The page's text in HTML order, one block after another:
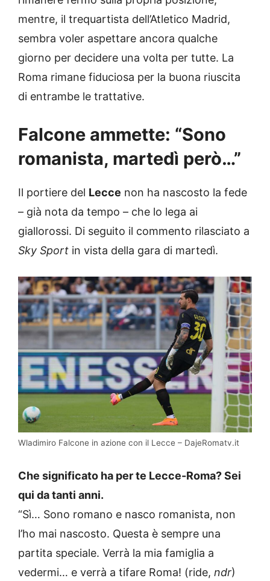
mentre, il trequartista dell’Atletico Madrid,
sembra voler aspettare ancora qualche
giorno per decidere una volta per tutte. La
Roma rimane fiduciosa per la buona riuscita
di entrambe le trattative.
Falcone ammette: “Sono
romanista, martedì però…”
Il portiere del Lecce non ha nascosto la fede
– già nota da tempo – che lo lega ai
giallorossi. Di seguito il commento rilasciato a
Sky Sport in vista della gara di martedì.
Wladimiro Falcone in azione con il Lecce – DajeRomatv.it
Che significato ha per te Lecce-Roma? Sei
qui da tanti anni.
“Sì… Sono romano e nasco romanista, non
l’ho mai nascosto. Questa è sempre una
partita speciale. Verrà la mia famiglia a
vedermi… e verrà a tifare Roma! (ride, ndr)